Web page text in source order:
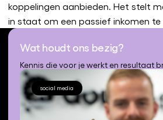
koppelingen aanbieden. Het stelt
in staat om een passief inkomen te
Wat houdt ons bezig?
Kennis die voor je werkt en resultaat
social media